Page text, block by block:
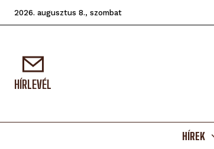
2026. augusztus 8., szombat
HÍRLEVÉL
HÍREK